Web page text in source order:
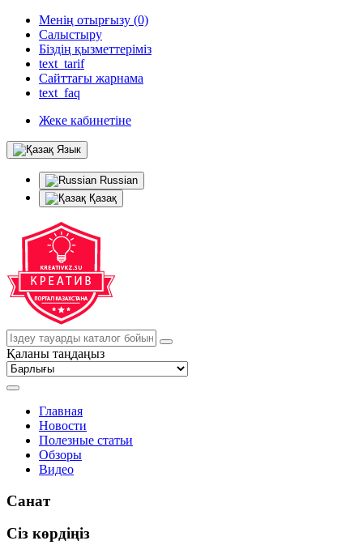
Менің отырғызу (0)
Салыстыру
Біздің қызметтеріміз
text_tarif
Сайттағы жарнама
text_faq
Жеке кабинетіне
Язык
Russian
Қазақ
Қаланы таңдаңыз
Главная
Новости
Полезные статьи
Обзоры
Видео
Санат
Сіз көрдіңіз